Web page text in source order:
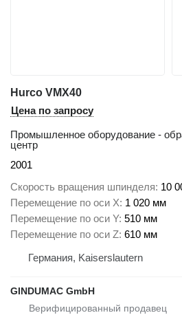
Hurco VMX40
Цена по запросу
Промышленное оборудование -
центр
2001
Скорость вращения шпинделя 10
Перемещение по оси X 1 020 мм
Перемещение по оси Y 510 мм
Перемещение по оси Z 610 мм
Германия, Kaiserslautern
GINDUMAC GmbH